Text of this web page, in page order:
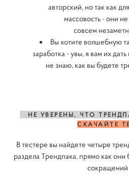
авторский, но так как
массовость - они
совсем
Вы хотите волшебную
заработка - увы, я вам их
не знаю, как вы будете
НЕ УВЕРЕНЫ, ЧТО
СКАЧАЙТЕ
В тестере вы найдете четыре
раздела Трендпака, прямо как они